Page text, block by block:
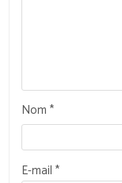
Nom*
E-mail*